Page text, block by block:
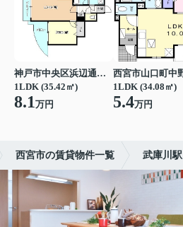
神戸市中央区浜辺通３丁目
1LDK (35.42㎡)
8.1万円
1LDK (34.08㎡)
5.4万円
西宮市の賃貸物件一覧 武庫川駅